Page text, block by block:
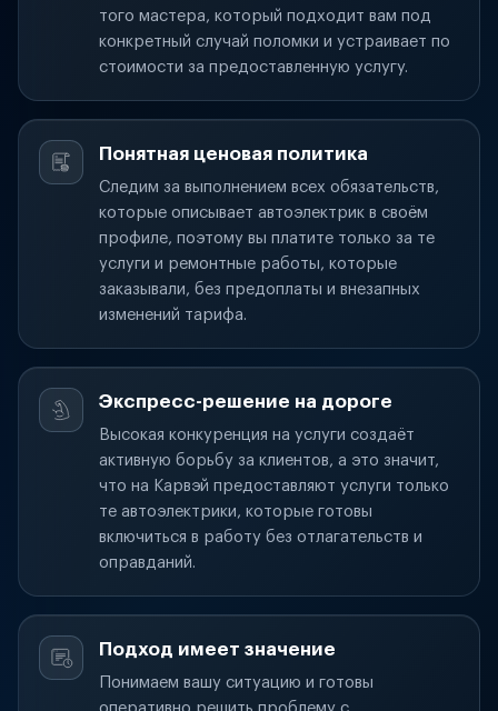
того мастера, который подходит вам под
конкретный случай поломки и устраивает по
стоимости за предоставленную услугу.
Понятная ценовая политика
Следим за выполнением всех обязательств,
которые описывает автоэлектрик в своём
профиле, поэтому вы платите только за те
услуги и ремонтные работы, которые
заказывали, без предоплаты и внезапных
изменений тарифа.
Экспресс-решение на дороге
Высокая конкуренция на услуги создаёт
активную борьбу за клиентов, а это значит,
что на Карвэй предоставляют услуги только
те автоэлектрики, которые готовы
включиться в работу без отлагательств и
оправданий.
Подход имеет значение
Понимаем вашу ситуацию и готовы